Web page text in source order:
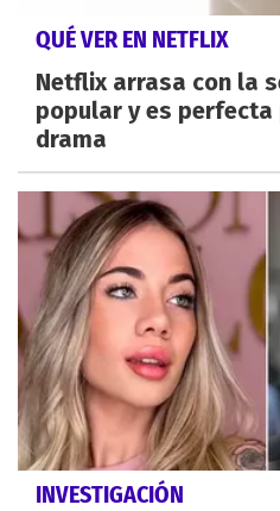
QUÉ VER EN NETFLIX
Netflix arrasa con la
popular y es
drama
INVESTIGACIÓN